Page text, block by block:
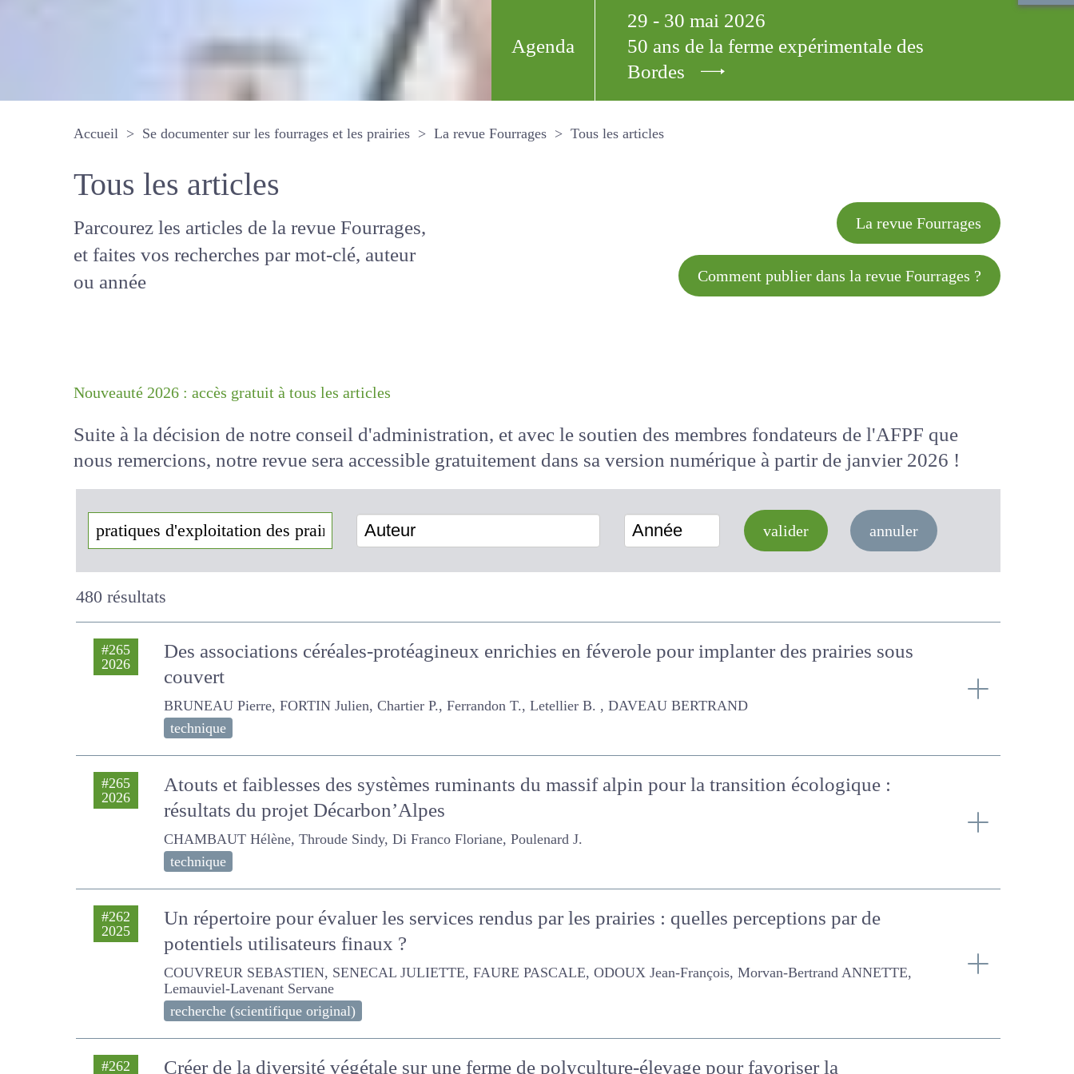
Agenda
29 - 30 mai 2026
50 ans de la ferme expérimentale des
Bordes
Accueil Se documenter sur les fourrages et les prairies La revue Fourrages Tous les articles
Tous les articles
Parcourez les articles de la revue
Fourrages, et faites vos recherches par
mot-clé, auteur ou année
La revue Fourrages
Comment publier dans la revue Fourrages ?
Suite à la décision de notre conseil d'administration, et avec le soutien des membres fondateurs de l'AFPF que
nous remercions, notre revue sera accessiblegratuitementdans sa version numériqueà partir de janvier 2026
!
Auteur Année valider annuler
480 résultats
#265
2026
Des associations céréales-protéagineux enrichies en féverole pour implanter des prairies
sous couvert
BRUNEAU Pierre, FORTIN Julien, Chartier P., Ferrandon T., Letellier B. , DAVEAU BERTRAND
technique
#265
2026
Atouts et faiblesses des systèmes ruminants du massif alpin pour la transition écologique :
résultats du projet Décarbon’Alpes
CHAMBAUT Hélène, Throude Sindy, Di Franco Floriane, Poulenard J.
technique
#262
2025
Un répertoire pour évaluer les services rendus par les prairies : quelles perceptions par de
potentiels utilisateurs finaux ?
COUVREUR SEBASTIEN, SENECAL JULIETTE, FAURE PASCALE, ODOUX Jean-François, Morvan-Bertrand ANNETTE, Lemauviel-
Lavenant Servane
recherche (scientifique original)
#262
Créer de la diversité végétale sur une ferme de polyculture-élevage pour favoriser la